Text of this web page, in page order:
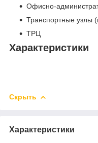
Офисно-
Транспортные узлы
ТРЦ
Характеристики
Скрыть
Характеристики